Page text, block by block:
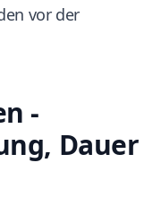
vor der
-
Dauer